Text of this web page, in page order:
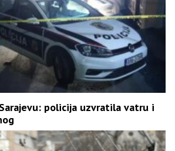
policija uzvratila vatru i